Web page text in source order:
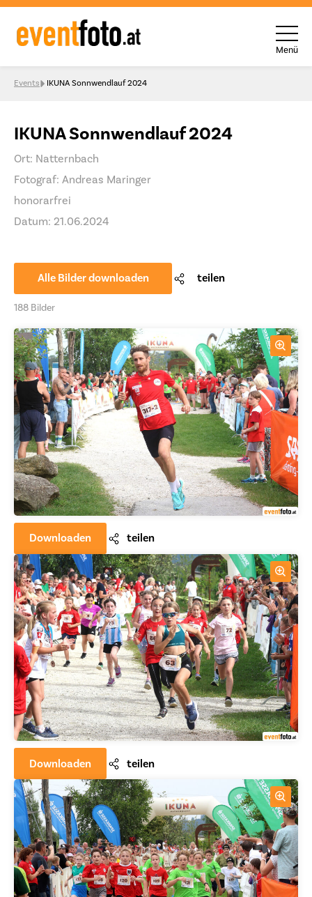
Skip to content
Menü
Events IKUNA Sonnwendlauf 2024
IKUNA Sonnwendlauf 2024
Ort: Natternbach
Fotograf: Andreas Maringer
honorarfrei
Datum: 21.06.2024
Alle Bilder downloaden teilen
188 Bilder
Downloaden teilen
Downloaden teilen